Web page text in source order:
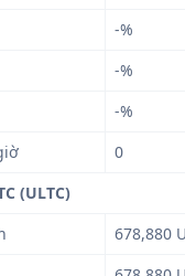
-%
-%
-%
0
(ULTC)
678,880